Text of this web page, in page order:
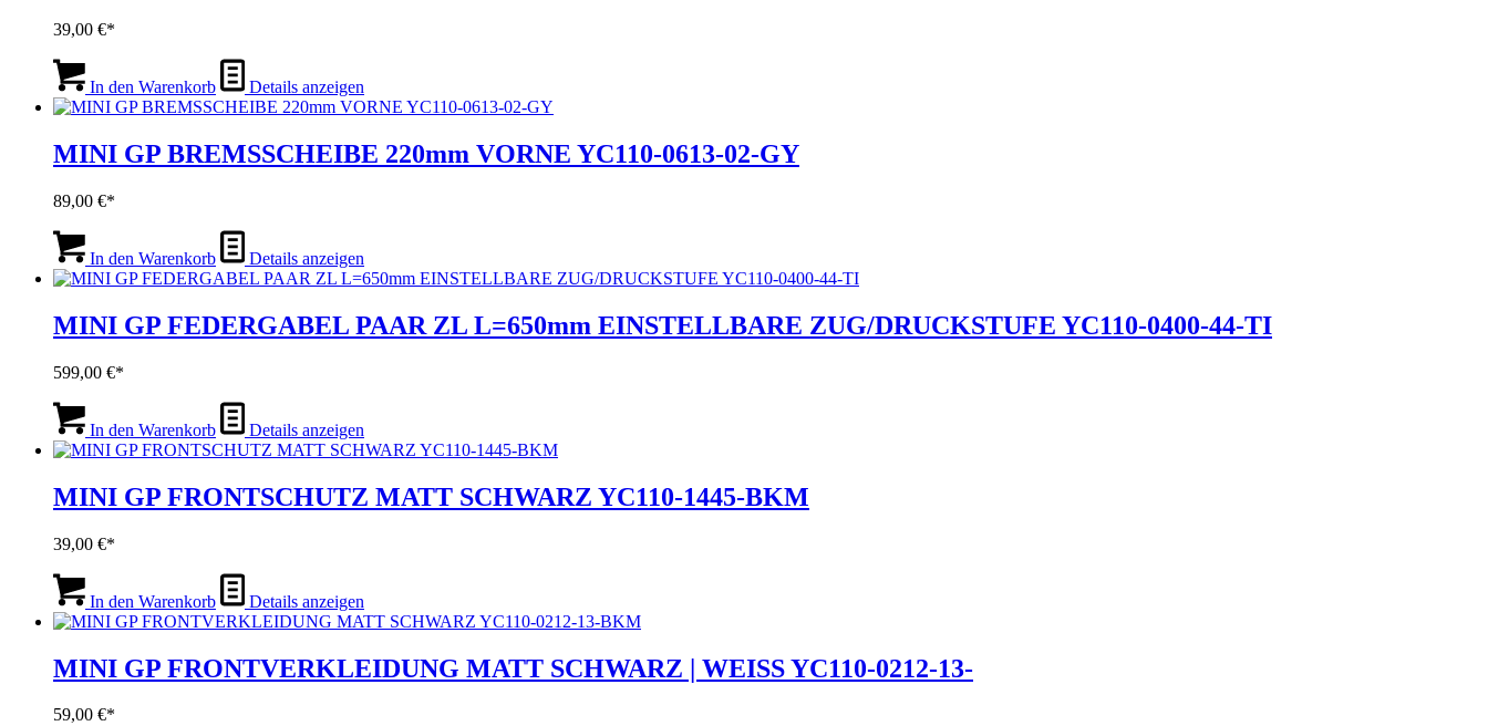
39,00 €
In den Warenkorb Details anzeigen
MINI GP BREMSSCHEIBE 220mm VORNE YC110-0613-02-GY
89,00 €
In den Warenkorb Details anzeigen
MINI GP FEDERGABEL PAAR ZL L=650mm EINSTELLBARE ZUG/DRUCKSTUFE YC110-0400-44-TI
599,00 €
In den Warenkorb Details anzeigen
MINI GP FRONTSCHUTZ MATT SCHWARZ YC110-1445-BKM
39,00 €
In den Warenkorb Details anzeigen
MINI GP FRONTVERKLEIDUNG MATT SCHWARZ | WEISS YC110-0212-13-
59,00 €